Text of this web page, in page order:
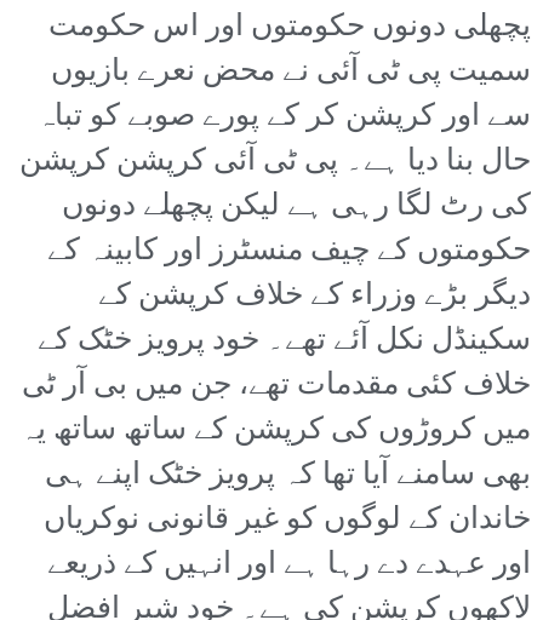
پچھلی دونوں حکومتوں اور اس حکومت
سمیت پی ٹی آئی نے محض نعرے بازیوں
سے اور کرپشن کر کے پورے صوبے کو تباہ
حال بنا دیا ہے۔ پی ٹی آئی کرپشن کرپشن
کی رٹ لگا رہی ہے لیکن پچھلے دونوں
حکومتوں کے چیف منسٹرز اور کابینہ کے
دیگر بڑے وزراء کے خلاف کرپشن کے
سکینڈل نکل آئے تھے۔ خود پرویز خٹک کے
خلاف کئی مقدمات تھے، جن میں بی آر ٹی
میں کروڑوں کی کرپشن کے ساتھ ساتھ یہ
بھی سامنے آیا تھا کہ پرویز خٹک اپنے ہی
خاندان کے لوگوں کو غیر قانونی نوکریاں
اور عہدے دے رہا ہے اور انہیں کے ذریعے